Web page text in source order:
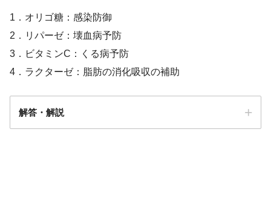
1．オリゴ糖：感染防御
2．リパーゼ：壊血病予防
3．ビタミンC：くる病予防
4．ラクターゼ：脂肪の消化吸収の補助
解答・解説